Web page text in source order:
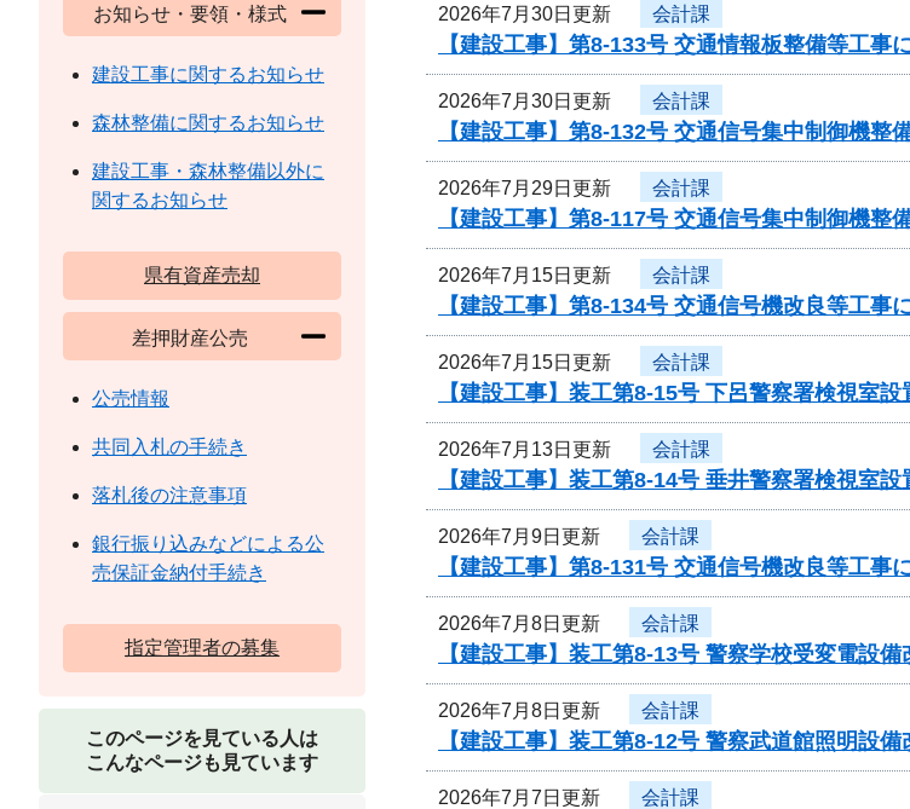
2026年7月30日更新 会計課
【建設工事】第8-133号 交通情報板整備等工事
2026年7月30日更新 会計課
【建設工事】第8-132号 交通信号集中制御機整
2026年7月29日更新 会計課
【建設工事】第8-117号 交通信号集中制御機整
2026年7月15日更新 会計課
【建設工事】第8-134号 交通信号機改良等工事
2026年7月15日更新 会計課
【建設工事】装工第8-15号 下呂警察署検視室
2026年7月13日更新 会計課
【建設工事】装工第8-14号 垂井警察署検視室
2026年7月9日更新 会計課
【建設工事】第8-131号 交通信号機改良等工事
2026年7月8日更新 会計課
【建設工事】装工第8-13号 警察学校受変電設
2026年7月8日更新 会計課
【建設工事】装工第8-12号 警察武道館照明設
2026年7月7日更新 会計課
お知らせ・要領・様式
建設工事に関するお知らせ
森林整備に関するお知らせ
建設工事・森林整備以外に
関するお知らせ
県有資産売却
差押財産公売
公売情報
共同入札の手続き
落札後の注意事項
銀行振り込みなどによる公
売保証金納付手続き
指定管理者の募集
このページを見ている人は
こんなページも見ています